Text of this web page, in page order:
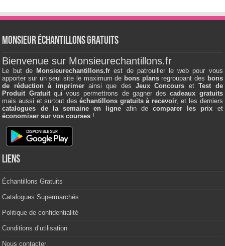
Monsieur échantillons Gratuits
Bienvenue sur Monsieurechantillons.fr
Le but de Monsieurechantillons.fr est de patrouiller le web pour vous
apporter sur un seul site le maximum de bons plansregroupant des bons
de réduction à imprimerainsi que desJeux Concours etTest de
Produit Gratuitqui vous permettrons de gagner descadeaux gratuits
mais aussi et surtout deséchantillons gratuits à recevoir, et les derniers
catalogues de la semaine en ligne afin de comparer les prix et
économiser sur vos courses !
Liens
Échantillons Gratuits
Catalogues Supermarchés
Politique de confidentialité
Conditions d’utilisation
Nous contacter